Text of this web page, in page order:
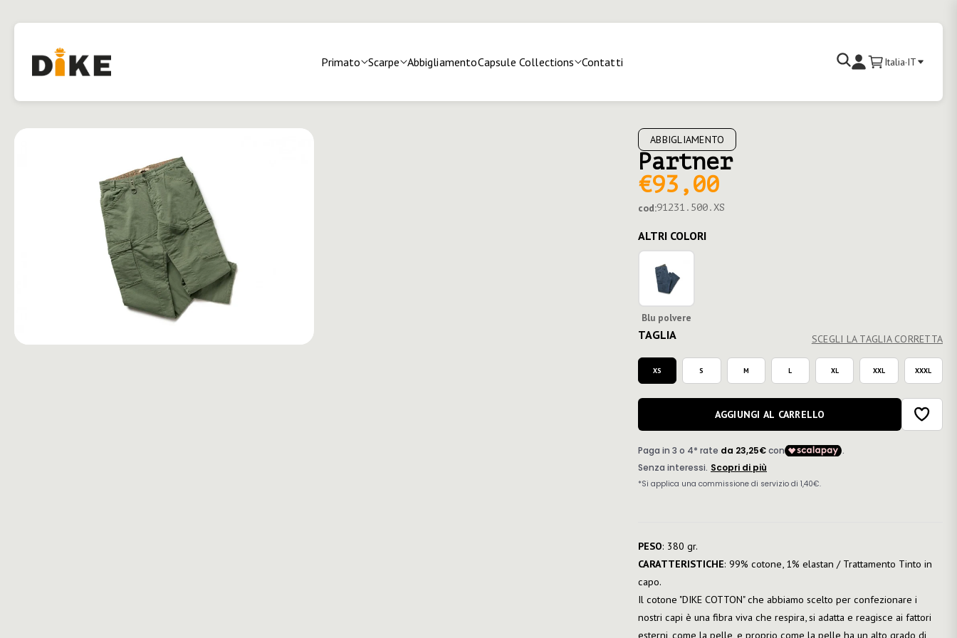
Primato Scarpe AbbigliamentoCapsule Collections Contatti Cerca
AccediCarrello
Italia·IT
ABBIGLIAMENTO
Partner
€93,00
cod:91231.500.XS
ALTRI COLORI
Blu polvere
TAGLIA SCEGLI LA TAGLIA CORRETTA
XS S M L XL XXL XXXL
AGGIUNGI AL CARRELLO
PESO: 380 gr.
CARATTERISTICHE: 99% cotone, 1% elastan / Trattamento Tinto in
capo.
Il cotone "DIKE COTTON" che abbiamo scelto per confezionare i
nostri capi è una fibra viva che respira, si adatta e reagisce ai fattori
esterni, come la pelle, e proprio come la pelle ha un alto grado di